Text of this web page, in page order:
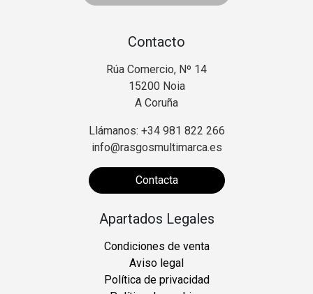
Contacto
Rúa Comercio, Nº 14
15200 Noia
A Coruña
Llámanos: +34 981 822 266
info@rasgosmultimarca.es
Contacta
Apartados Legales
Condiciones de venta
Aviso legal
Política de privacidad